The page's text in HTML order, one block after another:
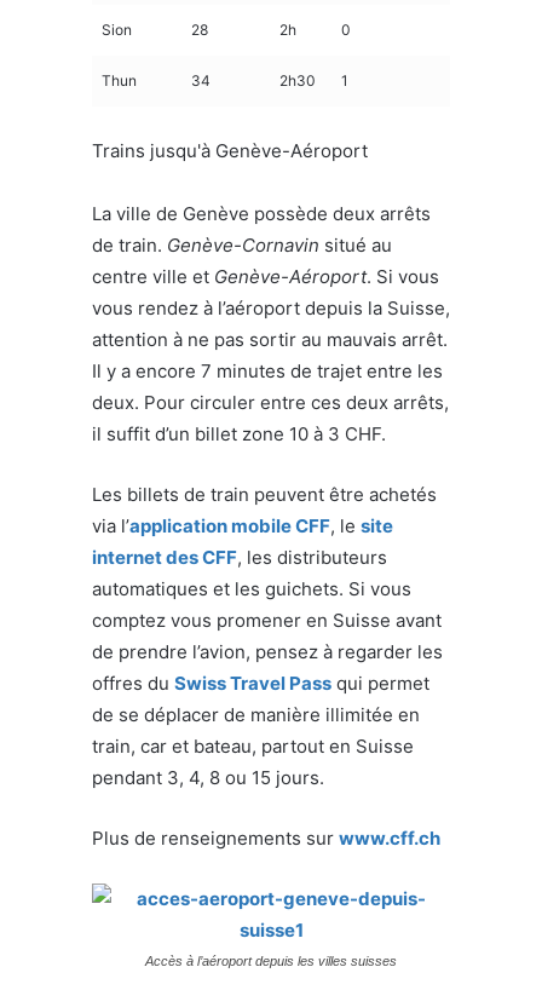
Sion 28 2h 0
Thun 34 2h30 1
Trains jusqu'à Genève-Aéroport
La ville de Genève possède deux arrêts
de train. Genève-Cornavin situé au
centre ville et Genève-Aéroport. Si vous
vous rendez à l’aéroport depuis la Suisse,
attention à ne pas sortir au mauvais arrêt.
Il y a encore 7 minutes de trajet entre les
deux. Pour circuler entre ces deux arrêts,
il suffit d’un billet zone 10 à 3 CHF.
Les billets de train peuvent être achetés
via l’application mobile CFF, le site
internet des CFF, les distributeurs
automatiques et les guichets. Si vous
comptez vous promener en Suisse avant
de prendre l’avion, pensez à regarder les
offres du Swiss Travel Pass qui permet
de se déplacer de manière illimitée en
train, car et bateau, partout en Suisse
pendant 3, 4, 8 ou 15 jours.
Plus de renseignements sur www.cff.ch
Accès à l’aéroport depuis les villes suisses